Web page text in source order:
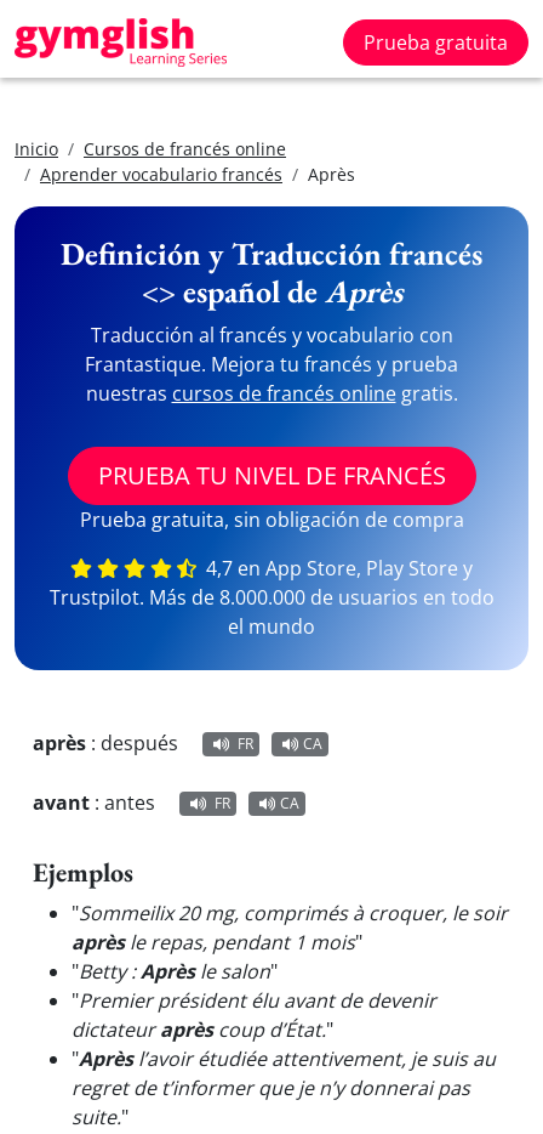
Prueba gratuita
Inicio
Cursos de francés online
Aprender vocabulario francés
Après
Definición y Traducción francés
<> español deAprès
Traducción al francés y vocabulario con
Frantastique. Mejora tu francés y prueba
nuestras cursos de francés onlinegratis.
PRUEBA TU NIVEL DE FRANCÉS
Prueba gratuita, sin obligación de compra
4,7 en App Store, Play Store y
Trustpilot. Más de 8.000.000 de usuarios en todo
el mundo
après : después FR CA
avant : antes FR CA
Ejemplos
"Sommeilix 20 mg, comprimés à croquer, le soir
aprèsle repas, pendant 1 mois"
"Betty :Aprèsle salon"
"Premier président élu avant de devenir
dictateuraprèscoup d’État."
"Aprèsl’avoir étudiée attentivement, je suis au
regret de t’informer que je n’y donnerai pas
suite."